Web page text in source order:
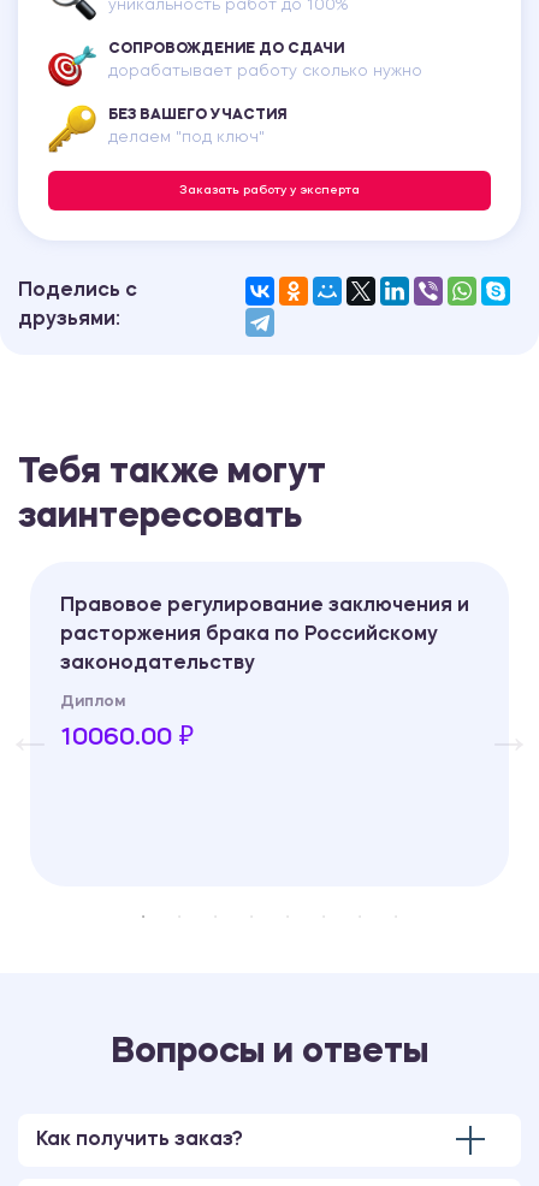
уникальность работ до 100%
СОПРОВОЖДЕНИЕ ДО СДАЧИ
дорабатывает работу сколько нужно
БЕЗ ВАШЕГО УЧАСТИЯ
делаем "под ключ"
Заказать работу у эксперта
Поделись с
друзьями:
Тебя также могут
заинтересовать
Правовое регулирование заключения и
расторжения брака по Российскому
законодательству
Диплом
10060.00 ₽
Вопросы и ответы
Как получить заказ?